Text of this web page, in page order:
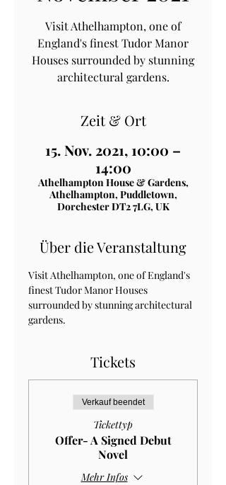
Visit Athelhampton, one of
England's finest Tudor Manor
Houses surrounded by stunning
architectural gardens.
Zeit & Ort
15. Nov. 2021, 10:00 –
14:00
Athelhampton House & Gardens,
Athelhampton, Puddletown,
Dorchester DT2 7LG, UK
Über die Veranstaltung
Visit Athelhampton, one of England's
finest Tudor Manor Houses
surrounded by stunning architectural
gardens.
Tickets
Verkauf beendet
Tickettyp
Offer- A Signed Debut
Novel
Mehr Infos